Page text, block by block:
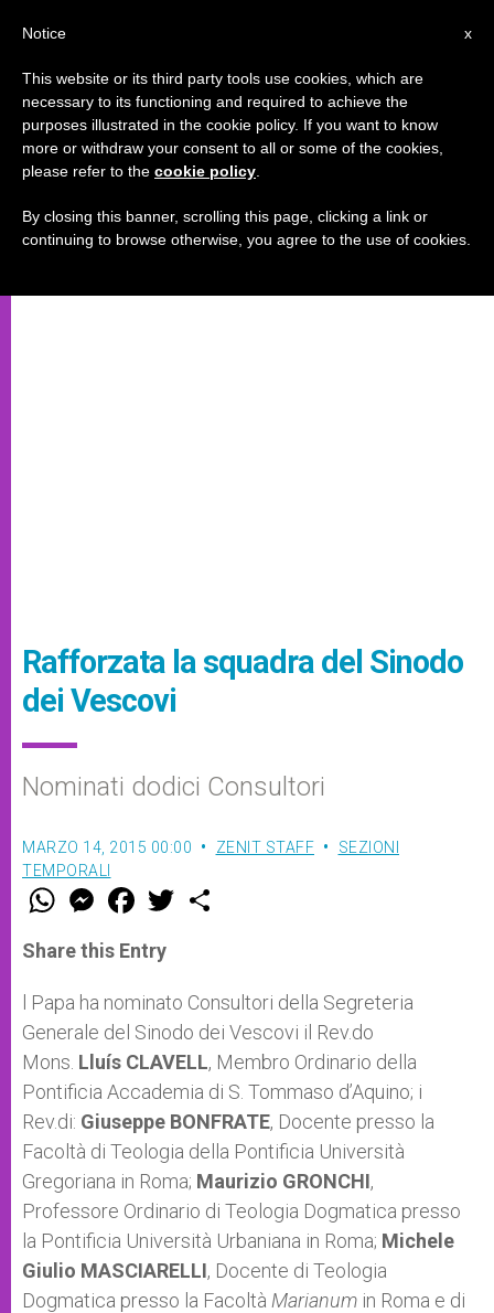
Rafforzata la squadra del Sinodo
dei Vescovi
Nominati dodici Consultori
MARZO 14, 2015 00:00 ZENIT STAFF
SEZIONI
TEMPORALI
W
t
s
p
p
M
e
s
e
g
e
r
F
a
e
b
o
k
w
r
Share this Entry
l Papa ha nominato Consultori della Segreteria
Generale del Sinodo dei Vescovi il Rev.do
Mons. Lluís CLAVELL, Membro Ordinario della
Pontificia Accademia di S. Tommaso d’Aquino; i
Rev.di: Giuseppe BONFRATE, Docente presso la
Facoltà di Teologia della Pontificia Università
Gregoriana in Roma; Maurizio GRONCHI,
Professore Ordinario di Teologia Dogmatica presso
la Pontificia Università Urbaniana in Roma; Michele
Giulio MASCIARELLI, Docente di Teologia
Dogmatica presso la Facoltà Marianum in Roma e di
x
Notice
This website or its third party tools use cookies, which are
necessary to its functioning and required to achieve the
purposes illustrated in the cookie policy. If you want to know
more or withdraw your consent to all or some of the cookies,
please refer to the cookie policy
By closing this banner, scrolling this page, clicking a link or
continuing to browse otherwise, you agree to the use of cookies.